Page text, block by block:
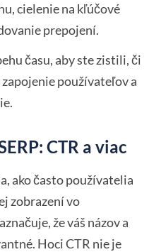
cielenie na kľúčové
prepojení.
času, aby ste zistili, či
používateľov a
CTR a viac
ako často používatelia
zobrazení vo
že váš názov a
Hoci CTR nie je